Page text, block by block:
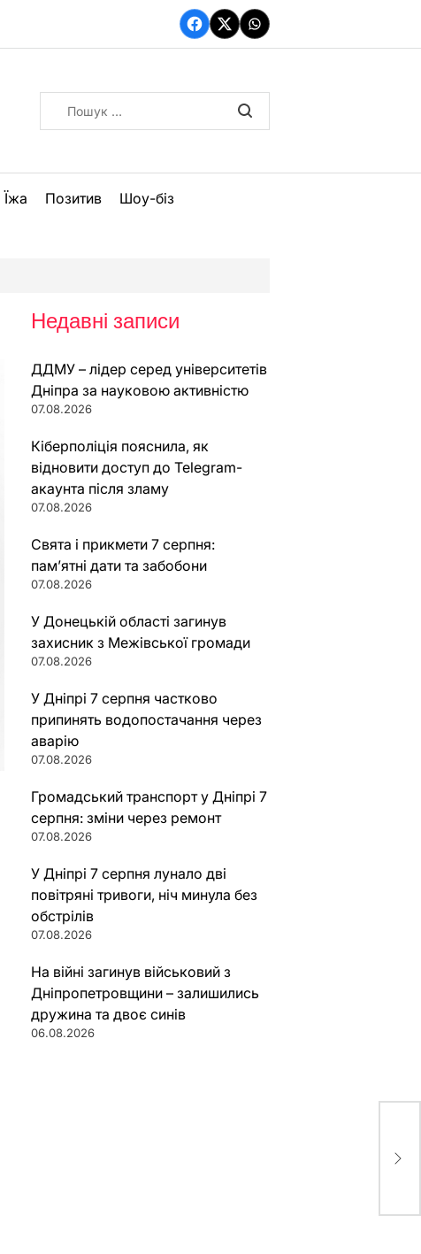
Facebook
TwitterWhatsApp
Їжа Позитив Шоу-біз
Недавні записи
ДДМУ – лідер серед університетів
Дніпра за науковою активністю
07.08.2026
Кіберполіція пояснила, як
відновити доступ до Telegram-
акаунта після зламу
07.08.2026
Свята і прикмети 7 серпня:
пам’ятні дати та забобони
07.08.2026
У Донецькій області загинув
захисник з Межівської громади
07.08.2026
У Дніпрі 7 серпня частково
припинять водопостачання через
аварію
07.08.2026
Громадський транспорт у Дніпрі 7
серпня: зміни через ремонт
07.08.2026
У Дніпрі 7 серпня лунало дві
повітряні тривоги, ніч минула без
обстрілів
07.08.2026
На війні загинув військовий з
Дніпропетровщини – залишились
дружина та двоє синів
06.08.2026